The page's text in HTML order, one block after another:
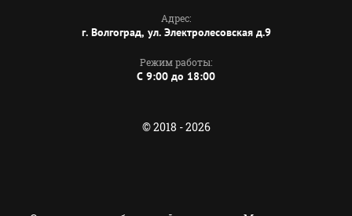
Адрес:
г. Волгоград, ул. Электролесовская д.9
Режим работы:
C 9:00 до 18:00
© 2018 - 2026